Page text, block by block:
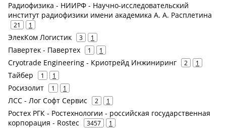
Радиофизика - НИИРФ - Научно-исследовательский
институт радиофизики имени академика А. А. Расплетина
21 1
ЭлекКом Логистик 3 1
Павертек - Павертех 1 1
Cryotrade Engineering - Криотрейд Инжиниринг 2 1
Тайбер 1 1
Росизолит 1 1
ЛСС - Лог Софт Сервис 2 1
Ростех РГК - Ростехнологии - российская государственная
корпорация - Rostec
3457 1